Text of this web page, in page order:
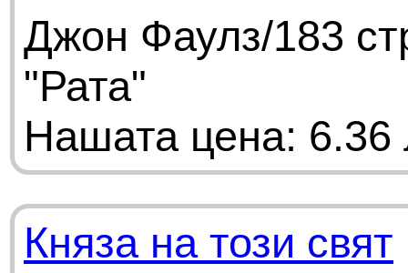
Джон Фаулз/183
"Рата"
Нашата цена: 6.36
Княза на този свят